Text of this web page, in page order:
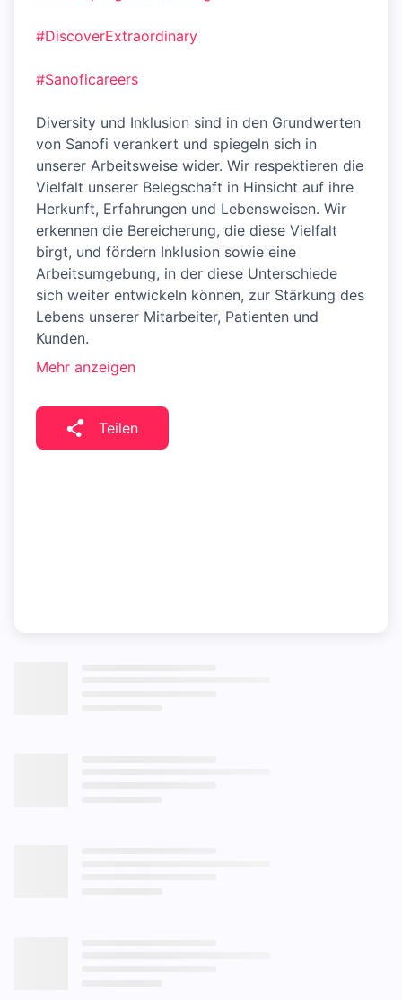
#DiscoverExtraordinary
#Sanoficareers
Diversity und Inklusion sind in den Grundwerten
von Sanofi verankert und spiegeln sich in
unserer Arbeitsweise wider. Wir respektieren die
Vielfalt unserer Belegschaft in Hinsicht auf ihre
Herkunft, Erfahrungen und Lebensweisen. Wir
erkennen die Bereicherung, die diese Vielfalt
birgt, und fördern Inklusion sowie eine
Arbeitsumgebung, in der diese Unterschiede
sich weiter entwickeln können, zur Stärkung des
Lebens unserer Mitarbeiter, Patienten und
Kunden.
Mehr anzeigen
Teilen